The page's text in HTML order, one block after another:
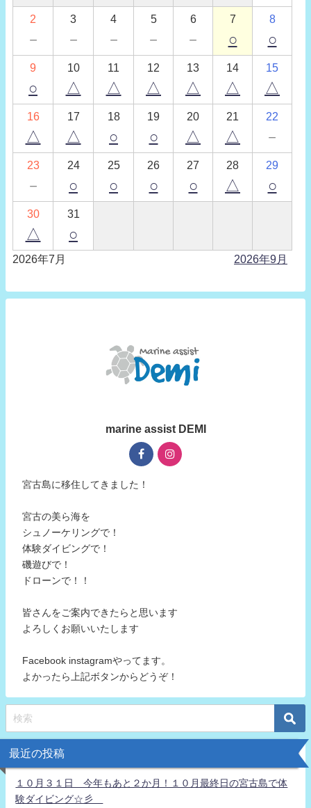
2
－
3
－
4
－
5
－
6
－
7
○
8
○
9
○
10
△
11
△
12
△
13
△
14
△
15
△
16
△
17
△
18
○
19
○
20
△
21
△
22
－
23
－
24
○
25
○
26
○
27
○
28
△
29
○
30
△
31
○
2026年7月 2026年9月
marine assist DEMI
宮古島に移住してきました！
宮古の美ら海を
シュノーケリングで！
体験ダイビングで！
磯遊びで！
ドローンで！！
皆さんをご案内できたらと思います
よろしくお願いいたします
Facebook instagramやってます。
よかったら上記ボタンからどうぞ！
最近の投稿
１０月３１日 今年もあと２か月！１０月最終日の宮古島で体
験ダイビング☆彡